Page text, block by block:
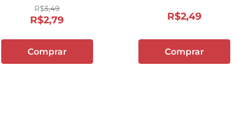
R$3,49
R$2,79
Comprar
R$2,49
Comprar